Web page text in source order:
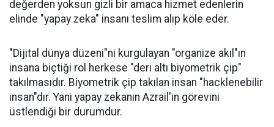
değerden yoksun gizli bir amaca hizmet edenlerin
elinde "yapay zeka" insanı teslim alıp köle eder.
"Dijital dünya düzeni"ni kurgulayan "organize akıl"ın
insana biçtiği rol herkese "deri altı biyometrik çip"
takılmasıdır. Biyometrik çip takılan insan "hacklenebilir
insan"dır. Yani yapay zekanın Azrail'in görevini
üstlendiği bir durumdur.